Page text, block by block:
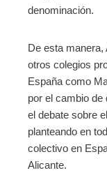
denominación.
De esta
otros colegios
España como
por el cambio de
el debate sobre
planteando en
colectivo en
Alicante.